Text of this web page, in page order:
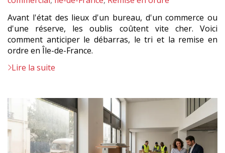
Avant l'état des lieux d'un bureau, d'un commerce ou
d'une réserve, les oublis coûtent vite cher. Voici
comment anticiper le débarras, le tri et la remise en
ordre en Île-de-France.
Lire la suite